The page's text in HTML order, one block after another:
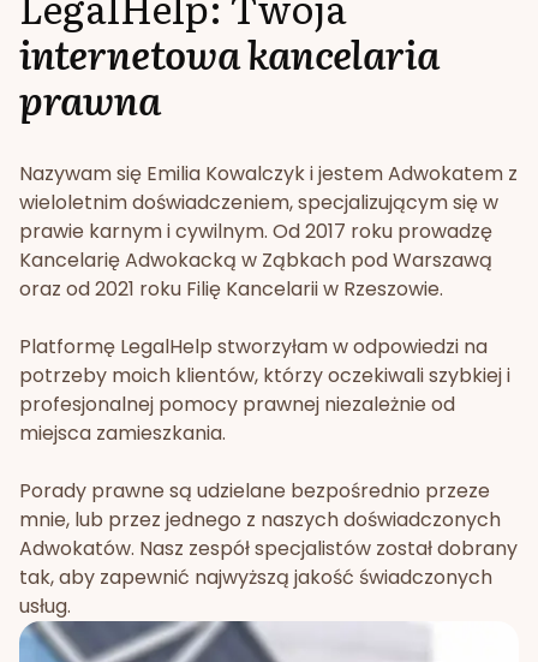
internetowa kancelaria
prawna
Nazywam się Emilia Kowalczyk i jestem Adwokatem z
wieloletnim doświadczeniem, specjalizującym się w
prawie karnym i cywilnym. Od 2017 roku prowadzę
Kancelarię Adwokacką w Ząbkach pod Warszawą
oraz od 2021 roku Filię Kancelarii w Rzeszowie.
Platformę LegalHelp stworzyłam w odpowiedzi na
potrzeby moich klientów, którzy oczekiwali szybkiej i
profesjonalnej pomocy prawnej niezależnie od
miejsca zamieszkania.
Porady prawne są udzielane bezpośrednio przeze
mnie, lub przez jednego z naszych doświadczonych
Adwokatów. Nasz zespół specjalistów został dobrany
tak, aby zapewnić najwyższą jakość świadczonych
usług.